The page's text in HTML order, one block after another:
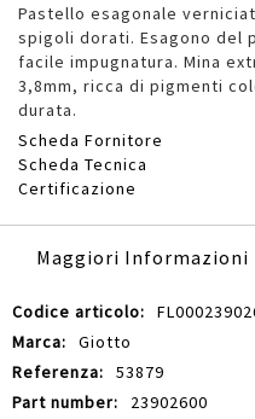
Pastello esagonale
spigoli dorati. Esagono del
facile impugnatura. Mina
3,8mm, ricca di pigmenti
durata.
Scheda Fornitore
Scheda Tecnica
Certificazione
Maggiori Informazioni
Maggiori
Informazioni
Giotto
53879
23902600